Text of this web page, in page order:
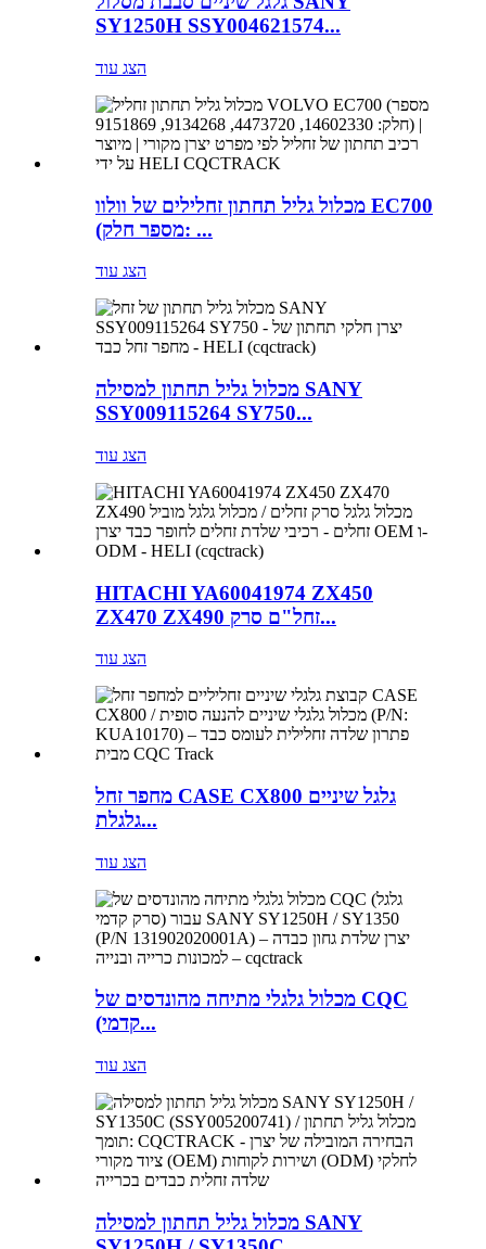
SY1250H SSY004621574...
הצג עוד
מכלול גליל תחתון זחלילים של וולוו EC700
(מספר חלק: ...
הצג עוד
מכלול גליל תחתון למסילה SANY
SSY009115264 SY750...
הצג עוד
HITACHI YA60041974 ZX450
ZX470 ZX490 זחל"ם סרק...
הצג עוד
מחפר זחל CASE CX800 גלגל שיניים
גלגלת...
הצג עוד
מכלול גלגלי מתיחה מהונדסים של CQC
(קדמי...
הצג עוד
מכלול גליל תחתון למסילה SANY